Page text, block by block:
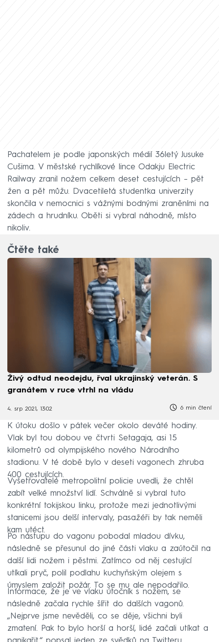
Pachatelem je podle japonských médií 36letý Jusuke
Cušima. V městské rychlíkové lince Odakju Electric
Railway zranil nožem celkem deset cestujících – pět
žen a pět můžu. Dvacetiletá studentka univerzity
skončila v nemocnici s vážnými bodnými zraněními na
zádech a hrudníku. Oběti si vybral náhodně, místo
nikoliv.
Čtěte také
Živý odtud neodejdu, řval ukrajinský veterán. S
granátem v ruce vtrhl na vládu
4. srp 2021, 13:02 6 min čtení
K útoku došlo v pátek večer okolo deváté hodiny.
Vlak byl tou dobou ve čtvrti Setagaja, asi 15
kilometrů od olympijského nového Národního
stadionu. V té době bylo v deseti vagonech zhruba
400 cestujících.
Vyšetřovatelé metropolitní policie uvedli, že chtěl
zabít velké množství lidí. Schválně si vybral tuto
konkrétní tokijskou linku, protože mezi jednotlivými
stanicemi jsou delší intervaly, pasažéři by tak neměli
kam utéct.
Po nástupu do vagonu pobodal mladou dívku,
následně se přesunul do jiné části vlaku a zaútočil na
další lidi nožem i pěstmi. Zatímco od něj cestující
utíkali pryč, polil podlahu kuchyňským olejem s
úmyslem založit požár. To se mu ale nepodařilo.
Informace, že je ve vlaku útočník s nožem, se
následně začala rychle šířit do dalších vagonů.
„Nejprve jsme nevěděli, co se děje, všichni byli
zmatení. Pak to bylo horší a horší, lidé začali utíkat a